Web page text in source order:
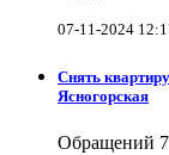
07-11-2024
Снять
Ясногорская
Обращений